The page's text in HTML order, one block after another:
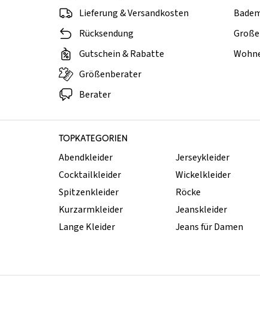
Lieferung & Versandkosten
Rücksendung
Gutschein & Rabatte
Größenberater
Berater
TOPKATEGORIEN
Abendkleider
Cocktailkleider
Spitzenkleider
Kurzarmkleider
Lange Kleider
Jerseykleider
Wickelkleider
Röcke
Jeanskleider
Jeans für Damen